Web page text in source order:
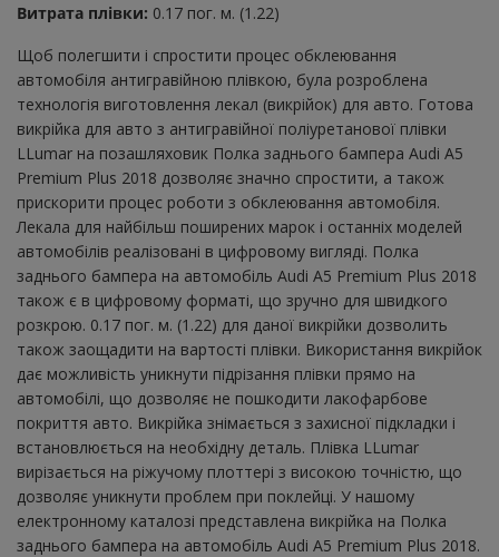
Витрата плівки: 0.17 пог. м. (1.22)
Щоб полегшити і спростити процес обклеювання
автомобіля антигравійною плівкою, була розроблена
технологія виготовлення лекал (викрійок) для авто. Готова
викрійка для авто з антигравійної поліуретанової плівки
LLumar на позашляховик Полка заднього бампера Audi A5
Premium Plus 2018 дозволяє значно спростити, а також
прискорити процес роботи з обклеювання автомобіля.
Лекала для найбільш поширених марок і останніх моделей
автомобілів реалізовані в цифровому вигляді. Полка
заднього бампера на автомобіль Audi A5 Premium Plus 2018
також є в цифровому форматі, що зручно для швидкого
розкрою. 0.17 пог. м. (1.22) для даної викрійки дозволить
також заощадити на вартості плівки. Використання викрійок
дає можливість уникнути підрізання плівки прямо на
автомобілі, що дозволяє не пошкодити лакофарбове
покриття авто. Викрійка знімається з захисної підкладки і
встановлюється на необхідну деталь. Плівка LLumar
вирізається на ріжучому плоттері з високою точністю, що
дозволяє уникнути проблем при поклейці. У нашому
електронному каталозі представлена ​​викрійка на Полка
заднього бампера на автомобіль Audi A5 Premium Plus 2018.